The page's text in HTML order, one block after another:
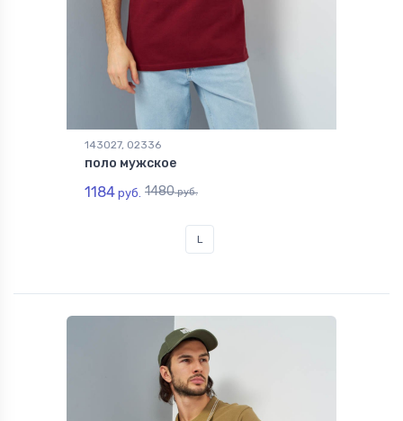
143027, 02336
поло мужское
1184 руб. 1480руб.
L